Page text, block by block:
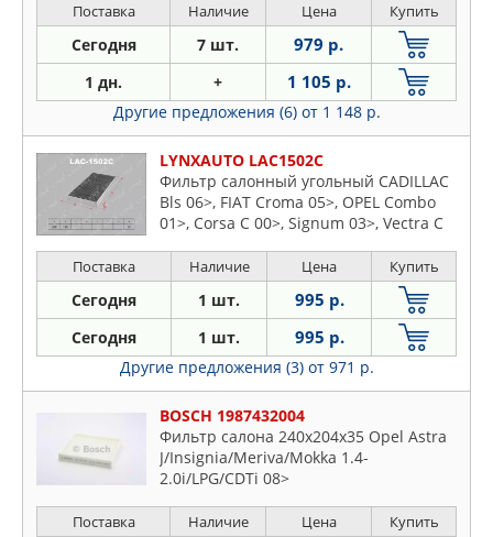
Поставка Наличие Цена Купить
Сегодня 7 шт. 979 р.
1 дн. + 1 105 р.
Другие предложения (6) от 1 148 р.
LYNXAUTO LAC1502C
Фильтр салонный угольный CADILLAC
Bls 06>, FIAT Croma 05>, OPEL Combo
01>, Corsa C 00>, Signum 03>, Vectra C
Поставка Наличие Цена Купить
Сегодня 1 шт. 995 р.
Сегодня 1 шт. 995 р.
Другие предложения (3) от 971 р.
BOSCH 1987432004
Фильтр салона 240x204x35 Opel Astra
J/Insignia/Meriva/Mokka 1.4-
2.0i/LPG/CDTi 08>
Поставка Наличие Цена Купить